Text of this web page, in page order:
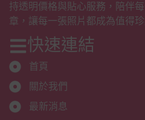
持透明價格與貼心服務，陪伴
章，讓每一張照片都成為值得
快速連結
首頁
關於我們
最新消息